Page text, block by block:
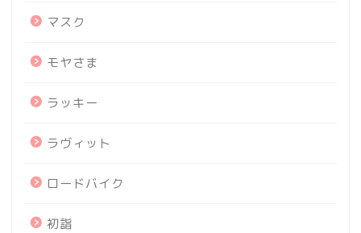
マスク
モヤさま
ラッキー
ラヴィット
ロードバイク
初詣